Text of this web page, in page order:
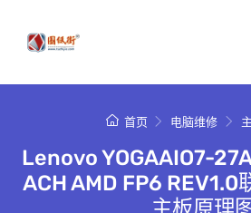
首页 电脑维修
Lenovo YOGAAIO7-
ACH AMD FP6 REV1.0